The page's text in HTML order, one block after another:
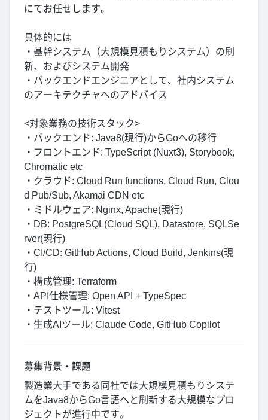
にてお任せします。
具体的には
・基幹システム（大規模見積もりシステム）の刷
新、およびシステム開発
・バックエンドエンジニアとして、社内システム
のアーキテクチャへのアドバイス
<対象業務の技術スタック>
・バックエンド: Java8(現行)からGoへの移行
・フロントエンド: TypeScript (Nuxt3), Storybook,
Chromatic etc
・クラウド: Cloud Run functions, Cloud Run, Clou
d Pub/Sub, Akamai CDN etc
・ミドルウェア: Nginx, Apache(現行)
・DB: PostgreSQL(Cloud SQL), Datastore, SQLSe
rver(現行)
・CI/CD: GitHub Actions, Cloud Build, Jenkins(現
行)
・構成管理: Terraform
・API仕様管理: Open API + TypeSpec
・テストツール: Vitest
・生成AIツール: Claude Code, GitHub Copilot
募集背景・課題
製造業大手である同社では大規模見積もりシステ
ムをJava8からGo言語へと刷新する大規模なプロ
ジェクトが進行中です。